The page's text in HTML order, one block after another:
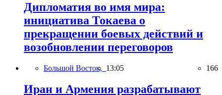
Дипломатия во имя мира:
инициатива Токаева о
прекращении боевых действий и
возобновлении переговоров
Большой Восток, 13:05 166
Иран и Армения разрабатывают